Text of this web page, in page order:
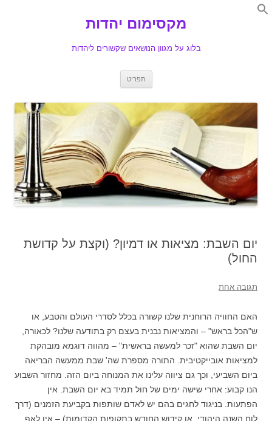
Search
מקסימום יהדות
בלוג על מגוון הנושאים שקשורים ליהדות
תפריט
יום השבת: מציאות או דמיון? (וקצת על קדושת
החול)
תגובה אחת
האם החוויה הרוחנית שלנו קשורה בכלל לסדרי העולם והטבע, או
ש"הכל בראש" – והמציאות נבנית בעצם רק בתודעה שלנו? לכאורה,
יום השבת שהוא "זכר למעשה בראשית" – מהווה דוגמא מובהקת
למציאות אובייקטיבית. התורה מספרת שה' שבת ממעשה הבריאה
ביום השביעי, וכך גם ציווה עלינו את המנוחה ביום הזה. מחזור השבוע
הנו קבוע: אחרי שישה ימים של חול תמיד בא יום השבת. אין
הפתעות. בניגוד לחגים בהם יש לאדם שותפות בקביעת הזמנים (דרך
לוח השנה היהודי, או קידוש החודש בתקופות הקדומות) – אין לאף